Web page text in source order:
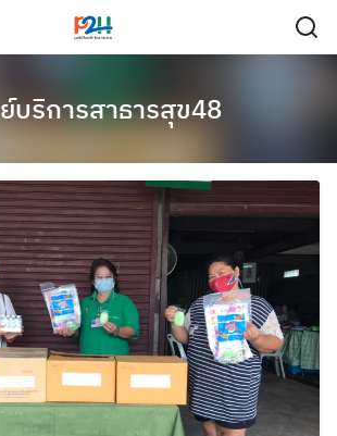
บริการสาธารสุข48